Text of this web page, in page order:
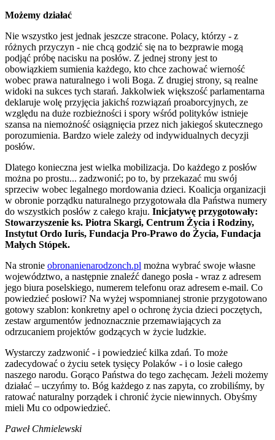
Możemy działać
Nie wszystko jest jednak jeszcze stracone. Polacy, którzy - z
różnych przyczyn - nie chcą godzić się na to bezprawie mogą
podjąć próbę nacisku na posłów. Z jednej strony jest to
obowiązkiem sumienia każdego, kto chce zachować wierność
wobec prawa naturalnego i woli Boga. Z drugiej strony, są realne
widoki na sukces tych starań. Jakkolwiek większość parlamentarna
deklaruje wolę przyjęcia jakichś rozwiązań proaborcyjnych, ze
względu na duże rozbieżności i spory wśród polityków istnieje
szansa na niemożność osiągnięcia przez nich jakiegoś skutecznego
porozumienia. Bardzo wiele zależy od indywidualnych decyzji
posłów.
Dlatego konieczna jest wielka mobilizacja. Do każdego z posłów
można po prostu... zadzwonić; po to, by przekazać mu swój
sprzeciw wobec legalnego mordowania dzieci. Koalicja organizacji
w obronie porządku naturalnego przygotowała dla Państwa numery
do wszystkich posłów z całego kraju. Inicjatywę przygotowały:
Stowarzyszenie ks. Piotra Skargi, Centrum Życia i Rodziny,
Instytut Ordo Iuris, Fundacja Pro-Prawo do Życia, Fundacja
Małych Stópek.
Na stronie obronanienarodzonch.pl można wybrać swoje własne
województwo, a następnie znaleźć danego posła - wraz z adresem
jego biura poselskiego, numerem telefonu oraz adresem e-mail. Co
powiedzieć posłowi? Na wyżej wspomnianej stronie przygotowano
gotowy szablon: konkretny apel o ochronę życia dzieci poczętych,
zestaw argumentów jednoznacznie przemawiających za
odrzucaniem projektów godzących w życie ludzkie.
Wystarczy zadzwonić - i powiedzieć kilka zdań. To może
zadecydować o życiu setek tysięcy Polaków - i o losie całego
naszego narodu. Gorąco Państwa do tego zachęcam. Jeżeli możemy
działać – uczyńmy to. Bóg każdego z nas zapyta, co zrobiliśmy, by
ratować naturalny porządek i chronić życie niewinnych. Obyśmy
mieli Mu co odpowiedzieć.
Paweł Chmielewski